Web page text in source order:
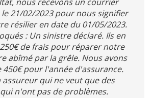
21/02/2023 pour nous signifier
résilier en date du 01/05/2023.
: Un sinistre déclaré. Ils en
de frais pour réparer notre
abîmé par la grêle. Nous avons
450€ pour l'année d'assurance.
assureur qui ne veut que des
n'ont pas de problèmes.